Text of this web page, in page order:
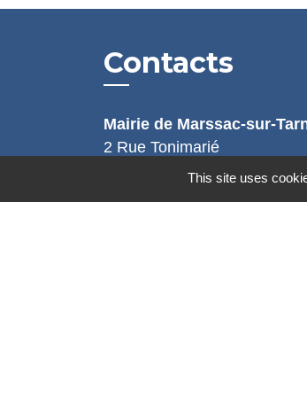
Contacts
Mairie de Marssac-sur-
2 Rue Tonimarié
81150 Marssac-sur-Tarn -
This site uses